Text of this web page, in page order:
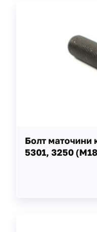
Болт маточини
5301, 3250